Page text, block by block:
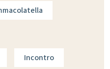
Incontro